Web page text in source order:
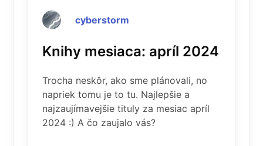
cyberstorm
Knihy mesiaca: apríl 2024
Trocha neskôr, ako sme plánovali, no
napriek tomu je to tu. Najlepšie a
najzaujímavejšie tituly za mesiac apríl
2024 :) A čo zaujalo vás?